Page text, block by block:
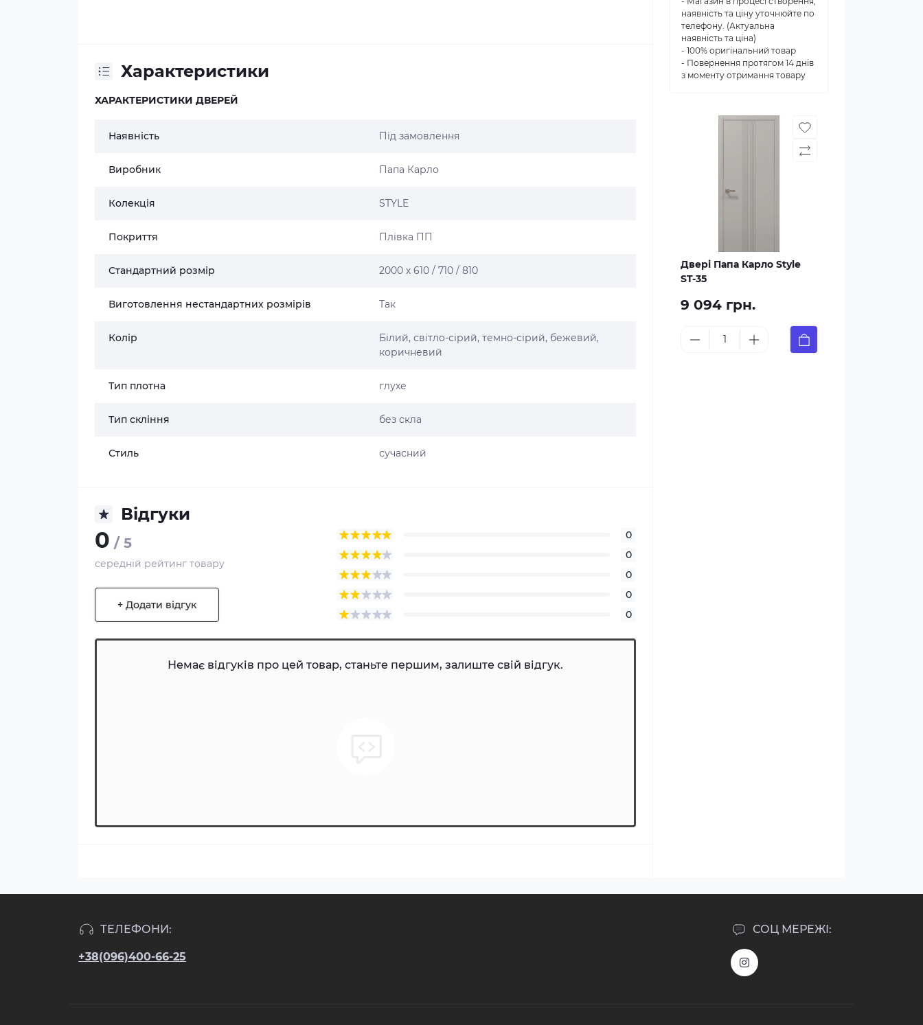
Характеристики
ХАРАКТЕРИСТИКИ ДВЕРЕЙ
Наявність Під замовлення
Виробник Папа Карло
Колекція STYLE
Покриття Плівка ПП
Стандартний розмір 2000 х 610 / 710 / 810
Виготовлення нестандартних розмірів Так
Колір
Білий, світло-сірий, темно-сірий, бежевий,
коричневий
Тип плотна глухе
Тип скління без скла
Стиль сучасний
Відгуки
0 / 5
середній рейтинг товару
+ Додати відгук
0
0
0
0
0
Немає відгуків про цей товар, станьте першим, залиште свій відгук.
наявність та ціну уточнюйте по
телефону. (Актуальна
наявність та ціна)
- 100% оригінальний товар
- Повернення протягом 14 днів
з моменту отримання товару
Двері Папа Карло Style
ST-35
9 094 грн.
ТЕЛЕФОНИ:
+38(096)400-66-25
СОЦ МЕРЕЖІ: